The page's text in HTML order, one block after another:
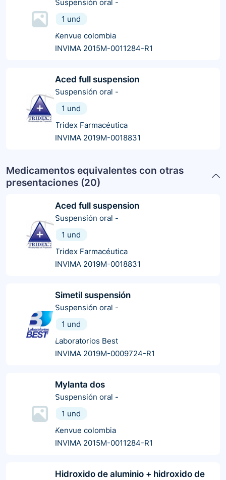
Suspensión oral -
1 und
Kenvue colombia
INVIMA 2015M-0011284-R1
Aced full suspension
Suspensión oral -
1 und
Tridex Farmacéutica
INVIMA 2019M-0018831
Medicamentos equivalentes con otras
presentaciones (20)
Aced full suspension
Suspensión oral -
1 und
Tridex Farmacéutica
INVIMA 2019M-0018831
Simetil suspensión
Suspensión oral -
1 und
Laboratorios Best
INVIMA 2019M-0009724-R1
Mylanta dos
Suspensión oral -
1 und
Kenvue colombia
INVIMA 2015M-0011284-R1
Hidroxido de aluminio + hidroxido de